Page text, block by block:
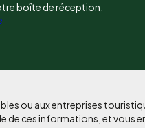
boîte de réception.
ou aux entreprises
de ces informations, et